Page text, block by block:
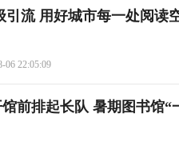
引流 用好城市每一处阅读
06 22:05:09
前排起长队 暑期图书馆“